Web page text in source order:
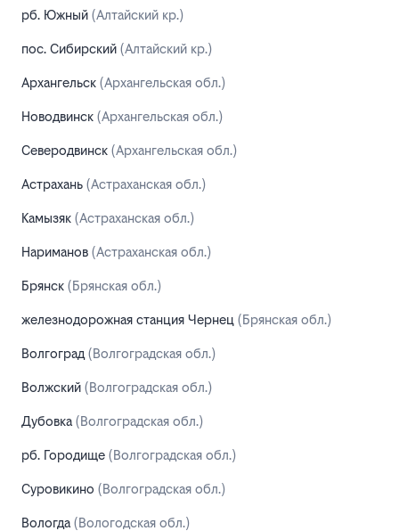
рб. Южный (Алтайский кр.)
пос. Сибирский (Алтайский кр.)
Архангельск (Архангельская обл.)
Новодвинск (Архангельская обл.)
Северодвинск (Архангельская обл.)
Астрахань (Астраханская обл.)
Камызяк (Астраханская обл.)
Нариманов (Астраханская обл.)
Брянск (Брянская обл.)
железнодорожная станция Чернец (Брянская обл.)
Волгоград (Волгоградская обл.)
Волжский (Волгоградская обл.)
Дубовка (Волгоградская обл.)
рб. Городище (Волгоградская обл.)
Суровикино (Волгоградская обл.)
Вологда (Вологодская обл.)